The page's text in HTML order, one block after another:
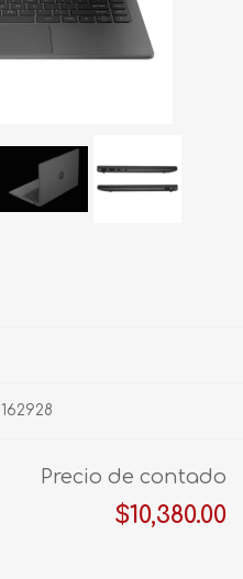
162928
Precio de contado
$10,380.00